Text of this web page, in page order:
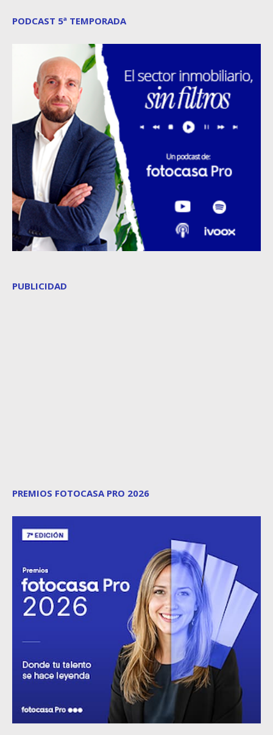
PODCAST 5ª TEMPORADA
PUBLICIDAD
PREMIOS FOTOCASA PRO 2026